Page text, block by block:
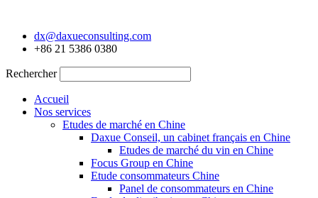
contenudx@daxueconsulting.com
+86 21 5386 0380
Rechercher
Accueil
Nos services
Etudes de marché en Chine
Daxue Conseil, un cabinet français en Chine
Etudes de marché du vin en Chine
Focus Group en Chine
Etude consommateurs Chine
Panel de consommateurs en Chine